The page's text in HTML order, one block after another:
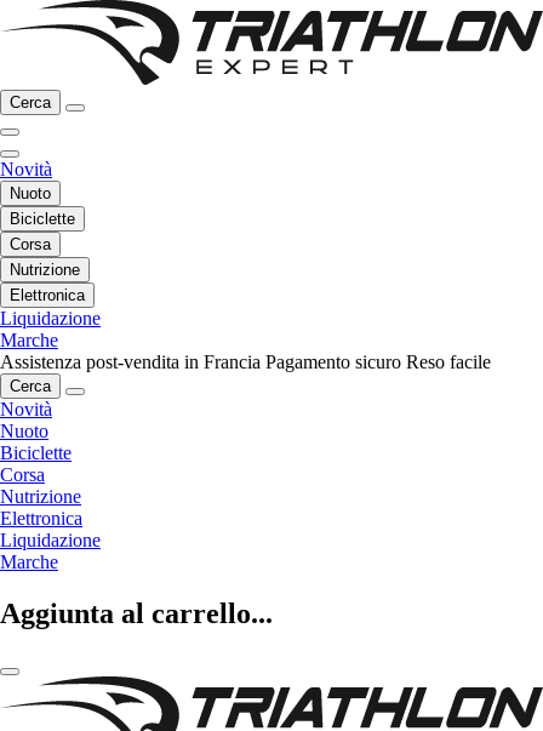
Cerca
Novità
Nuoto
Biciclette
Corsa
Nutrizione
Elettronica
Liquidazione
Marche
Assistenza post-vendita in Francia Pagamento sicuro Reso facile
Cerca
Novità
Nuoto
Biciclette
Corsa
Nutrizione
Elettronica
Liquidazione
Marche
Aggiunta al carrello...